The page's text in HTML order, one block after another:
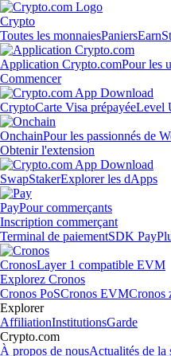
Crypto
Toutes les monnaiesPaniersEarn
Application Crypto.comPour les
Commencer
CryptoCarte Visa prépayéeLevel
OnchainPour les passionnés de
Obtenir l'extension
SwapStakerExplorer les dApps
PayPour commerçants
Inscription commerçant
Terminal de paiementSDK Pay
CronosLayer 1 compatible EVM
Explorez Cronos
Cronos PoSCronos EVMCronos
Explorer
AffiliationInstitutionsGarde
Crypto.com
À propos de nousActualités de la